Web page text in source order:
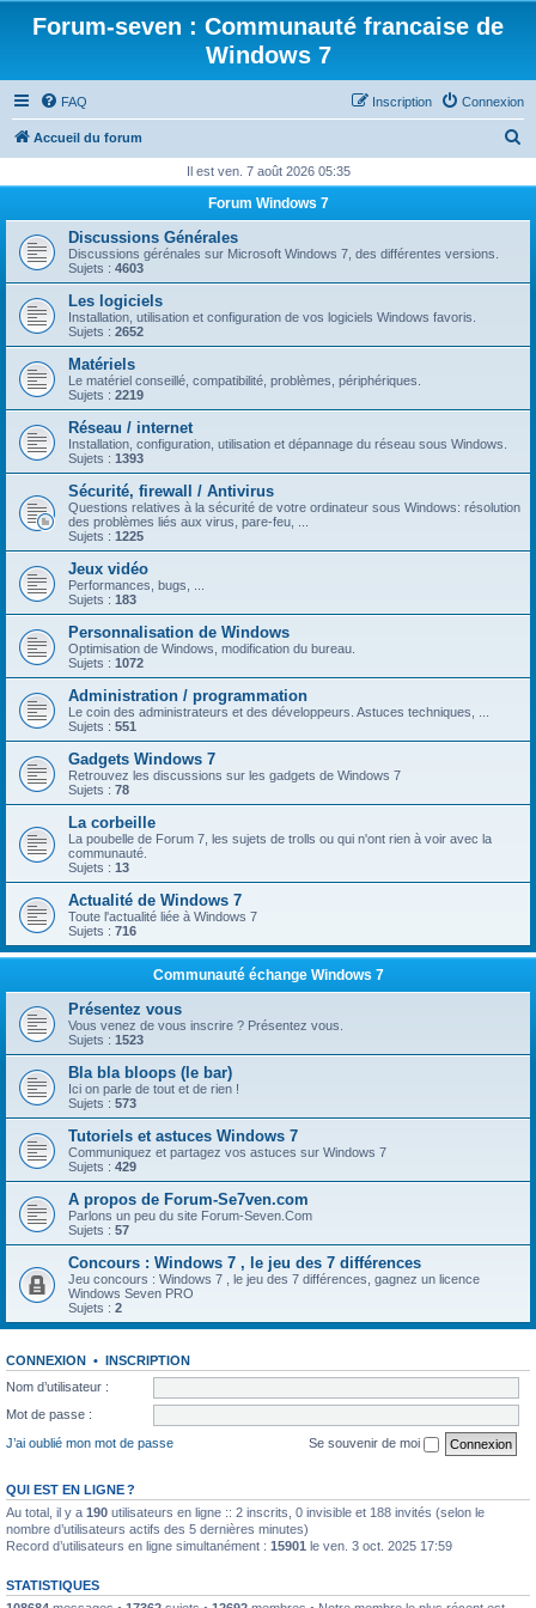
Forum-seven : Communauté francaise de
Windows 7
FAQ Connexion
Inscription
Accueil du forum
h
r
Il est ven. 7 août 2026 05:35
Forum Windows 7
Discussions Générales
Discussions gérénales sur Microsoft Windows 7, des différentes versions.
Sujets : 4603
Les logiciels
Installation, utilisation et configuration de vos logiciels Windows favoris.
Sujets : 2652
Matériels
Le matériel conseillé, compatibilité, problèmes, périphériques.
Sujets : 2219
Réseau / internet
Installation, configuration, utilisation et dépannage du réseau sous Windows.
Sujets : 1393
Sécurité, firewall / Antivirus
Questions relatives à la sécurité de votre ordinateur sous Windows: résolution
des problèmes liés aux virus, pare-feu, ...
Sujets : 1225
Jeux vidéo
Performances, bugs, ...
Sujets : 183
Personnalisation de Windows
Optimisation de Windows, modification du bureau.
Sujets : 1072
Administration / programmation
Le coin des administrateurs et des développeurs. Astuces techniques, ...
Sujets : 551
Gadgets Windows 7
Retrouvez les discussions sur les gadgets de Windows 7
Sujets : 78
La corbeille
La poubelle de Forum 7, les sujets de trolls ou qui n'ont rien à voir avec la
communauté.
Sujets : 13
Actualité de Windows 7
Toute l'actualité liée à Windows 7
Sujets : 716
Communauté échange Windows 7
Présentez vous
Vous venez de vous inscrire ? Présentez vous.
Sujets : 1523
Bla bla bloops (le bar)
Ici on parle de tout et de rien !
Sujets : 573
Tutoriels et astuces Windows 7
Communiquez et partagez vos astuces sur Windows 7
Sujets : 429
A propos de Forum-Se7ven.com
Parlons un peu du site Forum-Seven.Com
Sujets : 57
Concours : Windows 7 , le jeu des 7 différences
Jeu concours : Windows 7 , le jeu des 7 différences, gagnez un licence
Windows Seven PRO
Sujets : 2
CONNEXION • INSCRIPTION
Nom d’utilisateur :
Mot de passe :
J’ai oublié mon mot de passe
Se souvenir de moi
QUI EST EN LIGNE ?
Au total, il y a 190 utilisateurs en ligne :: 2 inscrits, 0 invisible et 188 invités (selon le
nombre d’utilisateurs actifs des 5 dernières minutes)
Record d’utilisateurs en ligne simultanément : 15901 le ven. 3 oct. 2025 17:59
STATISTIQUES